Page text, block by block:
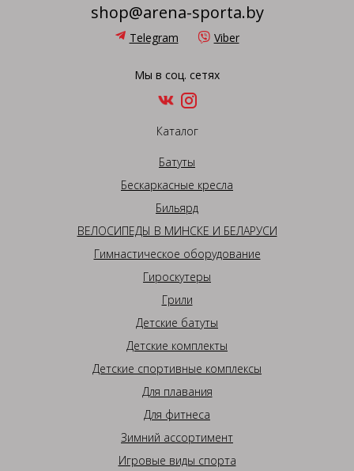
shop@arena-sporta.by
Telegram Viber
Мы в соц. сетях
Каталог
Батуты
Бескаркасные кресла
Бильярд
ВЕЛОСИПЕДЫ В МИНСКЕ И БЕЛАРУСИ
Гимнастическое оборудование
Гироскутеры
Грили
Детские батуты
Детские комплекты
Детские спортивные комплексы
Для плавания
Для фитнеса
Зимний ассортимент
Игровые виды спорта